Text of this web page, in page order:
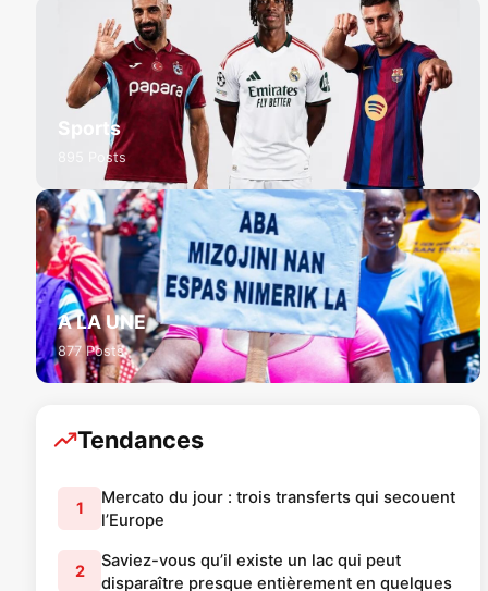
Sports
895 Posts
A LA UNE
877 Posts
Tendances
1
Mercato du jour : trois transferts qui secouent
l’Europe
2
Saviez-vous qu’il existe un lac qui peut
disparaître presque entièrement en quelques